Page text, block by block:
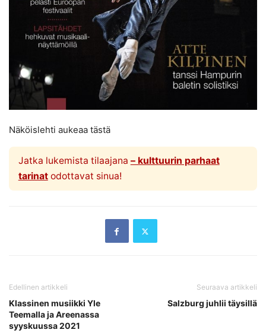
Näköislehti aukeaa tästä
Jatka lukemista tilaajana – kulttuurin parhaat
tarinatodottavat sinua!
Edellinen artikkeli
Klassinen musiikki Yle
Teemalla ja Areenassa
syyskuussa 2021
Seuraava artikkeli
Salzburg juhlii täysillä